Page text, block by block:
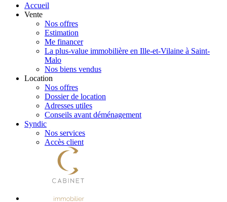
Accueil
Vente
Nos offres
Estimation
Me financer
La plus-value immobilière en Ille-et-Vilaine à Saint-
Malo
Nos biens vendus
Location
Nos offres
Dossier de location
Adresses utiles
Conseils avant déménagement
Syndic
Nos services
Accès client